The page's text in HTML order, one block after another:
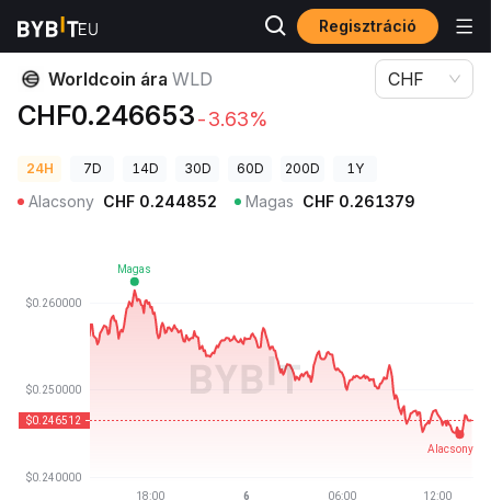
Regisztráció
Kriptovaluta árak
Worldcoin ára WLD
CHF0.246653-3.63%
CHF
24H 7D 14D 30D 60D 200D 1Y
Alacsony CHF 0.244852 Magas CHF 0.261379